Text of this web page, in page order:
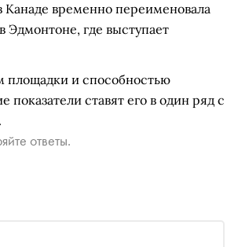
Канаде временно переименовала
Эдмонтоне, где выступает
площадки и способностью
показатели ставят его в один ряд с
ответы.